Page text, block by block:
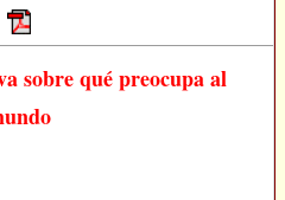
sobre qué preocupa al